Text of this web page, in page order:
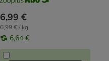
6,99 €
6,99 € / kg
6,64 €